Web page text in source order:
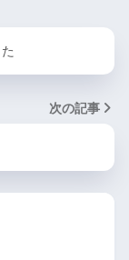
次の記事